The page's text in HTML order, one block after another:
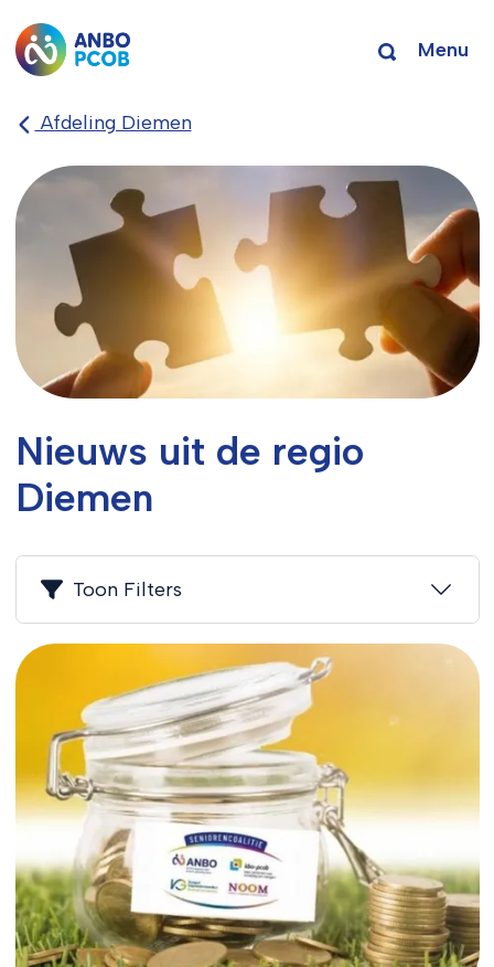
Menu
Afdeling Diemen
Nieuws uit de regio
Diemen
Toon Filters